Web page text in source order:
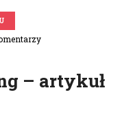
– artykuł